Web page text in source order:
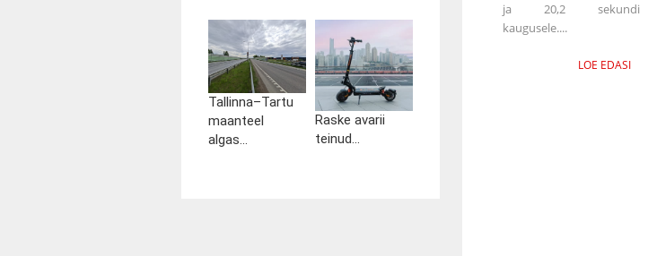
Tallinna–Tartu
maanteel
algas...
Raske avarii
teinud...
ja 20,2 sekundi
kaugusele....
LOE EDASI